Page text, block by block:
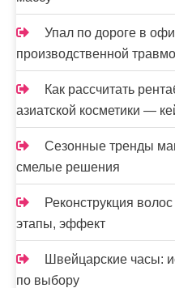
Упал по дороге в
производственной
Как рассчитать
азиатской косметики —
Сезонные тренды
смелые решения
Реконструкция
этапы, эффект
Швейцарские часы:
по выбору